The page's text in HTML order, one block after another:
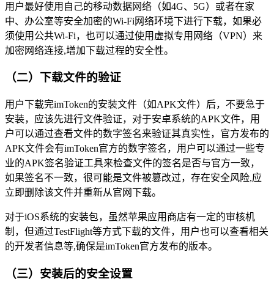
用户最好使用自己的移动数据网络（如4G、5G）或者在家
中、办公室等安全加密的Wi-Fi网络环境下进行下载，如果必
须使用公共Wi-Fi，也可以通过使用虚拟专用网络（VPN）来
加密网络连接,增加下载过程的安全性。
（二）下载文件的验证
用户下载完imToken的安装文件（如APK文件）后，不要急于
安装，应该先进行文件验证，对于安卓系统的APK文件，用
户可以通过查看文件的数字签名来验证其真实性，官方发布的
APK文件会有imToken官方的数字签名，用户可以通过一些专
业的APK签名验证工具来检查文件的签名是否与官方一致，
如果签名不一致，很可能是文件被篡改过，存在安全风险,应
立即删除该文件并重新从官网下载。
对于iOS系统的安装包，虽然苹果应用商店有一定的审核机
制，但通过TestFlight等方式下载的文件，用户也可以查看相关
的开发者信息等,确保是imToken官方发布的版本。
（三）安装后的安全设置